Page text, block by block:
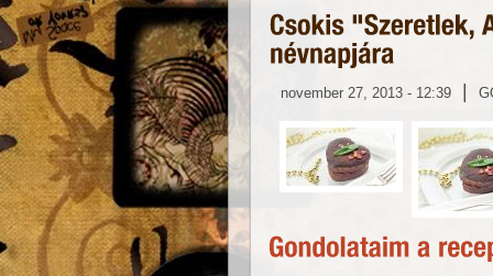
november 27, 2013 - 12:39 |